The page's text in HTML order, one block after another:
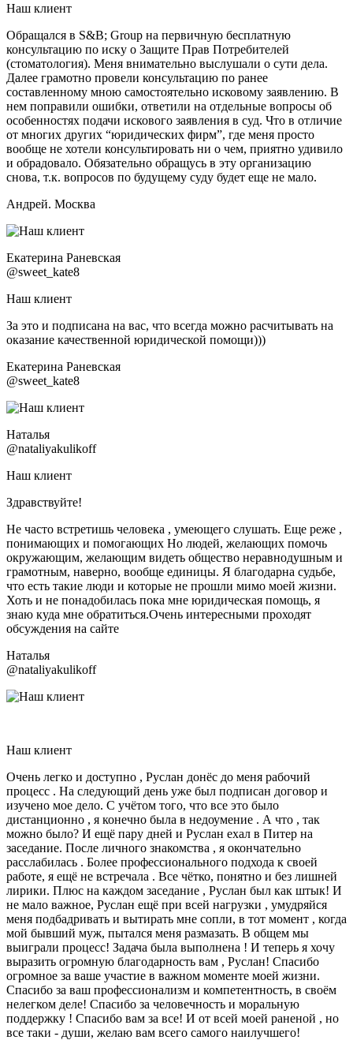
Наш клиент
Обращался в S&B; Group на первичную бесплатную
консультацию по иску о Защите Прав Потребителей
(стоматология). Меня внимательно выслушали о сути дела.
Далее грамотно провели консультацию по ранее
составленному мною самостоятельно исковому заявлению. В
нем поправили ошибки, ответили на отдельные вопросы об
особенностях подачи искового заявления в суд. Что в отличие
от многих других “юридических фирм”, где меня просто
вообще не хотели консультировать ни о чем, приятно удивило
и обрадовало. Обязательно обращусь в эту организацию
снова, т.к. вопросов по будущему суду будет еще не мало.
Андрей. Москва
Екатерина Раневская
@sweet_kate8
Наш клиент
За это и подписана на вас, что всегда можно расчитывать на
оказание качественной юридической помощи)))
Екатерина Раневская
@sweet_kate8
Наталья
@nataliyakulikoff
Наш клиент
Здравствуйте!
Не часто встретишь человека , умеющего слушать. Еще реже ,
понимающих и помогающих Но людей, желающих помочь
окружающим, желающим видеть общество неравнодушным и
грамотным, наверно, вообще единицы. Я благодарна судьбе,
что есть такие люди и которые не прошли мимо моей жизни.
Хоть и не понадобилась пока мне юридическая помощь, я
знаю куда мне обратиться.Очень интересными проходят
обсуждения на сайте
Наталья
@nataliyakulikoff
Наш клиент
Очень легко и доступно , Руслан донёс до меня рабочий
процесс . На следующий день уже был подписан договор и
изучено мое дело. С учётом того, что все это было
дистанционно , я конечно была в недоумение . А что , так
можно было? И ещё пару дней и Руслан ехал в Питер на
заседание. После личного знакомства , я окончательно
расслабилась . Более профессионального подхода к своей
работе, я ещё не встречала . Все чётко, понятно и без лишней
лирики. Плюс на каждом заседание , Руслан был как штык! И
не мало важное, Руслан ещё при всей нагрузки , умудряйся
меня подбадривать и вытирать мне сопли, в тот момент , когда
мой бывший муж, пытался меня размазать. В общем мы
выиграли процесс! Задача была выполнена ! И теперь я хочу
выразить огромную благодарность вам , Руслан! Спасибо
огромное за ваше участие в важном моменте моей жизни.
Спасибо за ваш профессионализм и компетентность, в своём
нелегком деле! Спасибо за человечность и моральную
поддержку ! Спасибо вам за все! И от всей моей раненой , но
все таки - души, желаю вам всего самого наилучшего!